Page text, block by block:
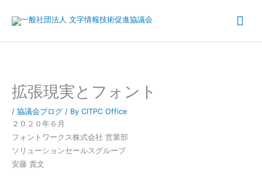
メ
イ
拡張現実とフォント
/ 協議会ブログ / By CITPC Office
２０２０年６月
フォントワークス株式会社 営業部
ソリューションセールスグループ
安藤 貴文